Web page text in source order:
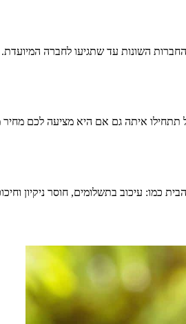
השונות עד שתגיעו לחברה המיועדת.
תתחילו איתה גם אם היא מציעה לכם
כמו: עיכוב בתשלומים, חוסר ניקיון